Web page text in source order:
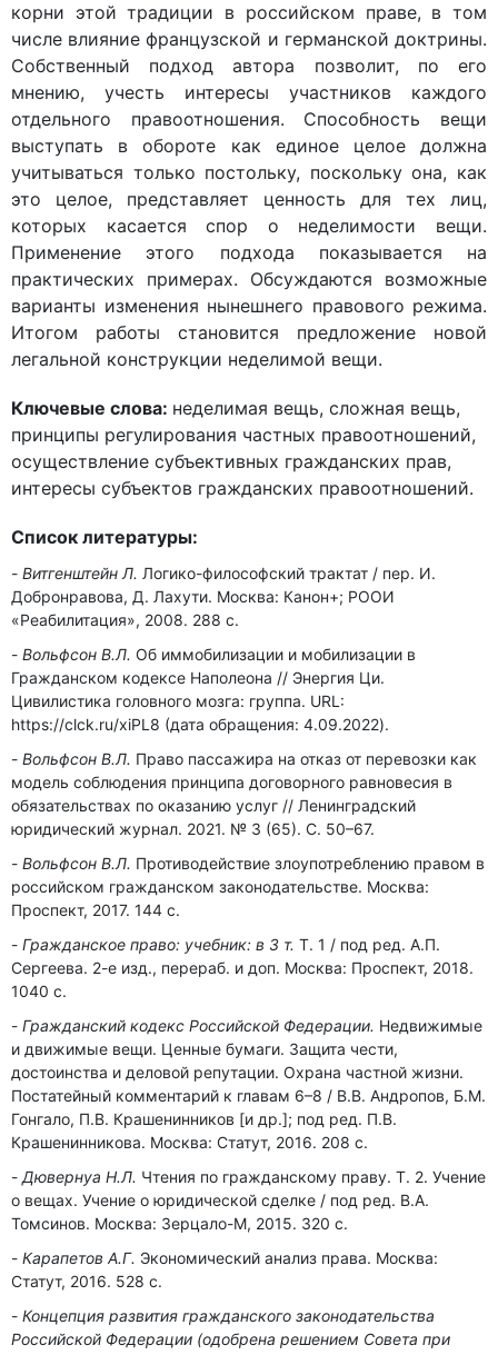
корни этой традиции в российском праве, в том
числе влияние французской и германской доктрины.
Собственный подход автора позволит, по его
мнению, учесть интересы участников каждого
отдельного правоотношения. Способность вещи
выступать в обороте как единое целое должна
учитываться только постольку, поскольку она, как
это целое, представляет ценность для тех лиц,
которых касается спор о неделимости вещи.
Применение этого подхода показывается на
практических примерах. Обсуждаются возможные
варианты изменения нынешнего правового режима.
Итогом работы становится предложение новой
легальной конструкции неделимой вещи.
Ключевые слова: неделимая вещь, сложная вещь,
принципы регулирования частных правоотношений,
осуществление субъективных гражданских прав,
интересы субъектов гражданских правоотношений.
Список литературы:
Витгенштейн Л. Логико-философский трактат / пер. И.
Добронравова, Д. Лахути. Москва: Канон+; РООИ
«Реабилитация», 2008. 288 с.
Вольфсон В.Л. Об иммобилизации и мобилизации в
Гражданском кодексе Наполеона // Энергия Ци.
Цивилистика головного мозга: группа. URL:
https://clck.ru/xiPL8 (дата обращения: 4.09.2022).
Вольфсон В.Л. Право пассажира на отказ от перевозки как
модель соблюдения принципа договорного равновесия в
обязательствах по оказанию услуг // Ленинградский
юридический журнал. 2021. № 3 (65). С. 50–67.
Вольфсон В.Л. Противодействие злоупотреблению правом в
российском гражданском законодательстве. Москва:
Проспект, 2017. 144 с.
Гражданское право: учебник: в 3 т. Т. 1 / под ред. А.П.
Сергеева. 2-е изд., перераб. и доп. Москва: Проспект, 2018.
1040 с.
Гражданский кодекс Российской Федерации. Недвижимые
и движимые вещи. Ценные бумаги. Защита чести,
достоинства и деловой репутации. Охрана частной жизни.
Постатейный комментарий к главам 6–8 / В.В. Андропов, Б.М.
Гонгало, П.В. Крашенинников [и др.]; под ред. П.В.
Крашенинникова. Москва: Статут, 2016. 208 c.
Дювернуа Н.Л. Чтения по гражданскому праву. Т. 2. Учение
о вещах. Учение о юридической сделке / под ред. В.А.
Томсинов. Москва: Зерцало-М, 2015. 320 c.
Карапетов А.Г. Экономический анализ права. Москва:
Статут, 2016. 528 с.
Концепция развития гражданского законодательства
Российской Федерации (одобрена решением Совета при